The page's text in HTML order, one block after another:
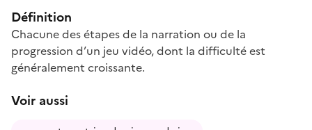
Définition
Chacune des étapes de la narration ou de la
progression d’un jeu vidéo, dont la difficulté est
généralement croissante.
Voir aussi